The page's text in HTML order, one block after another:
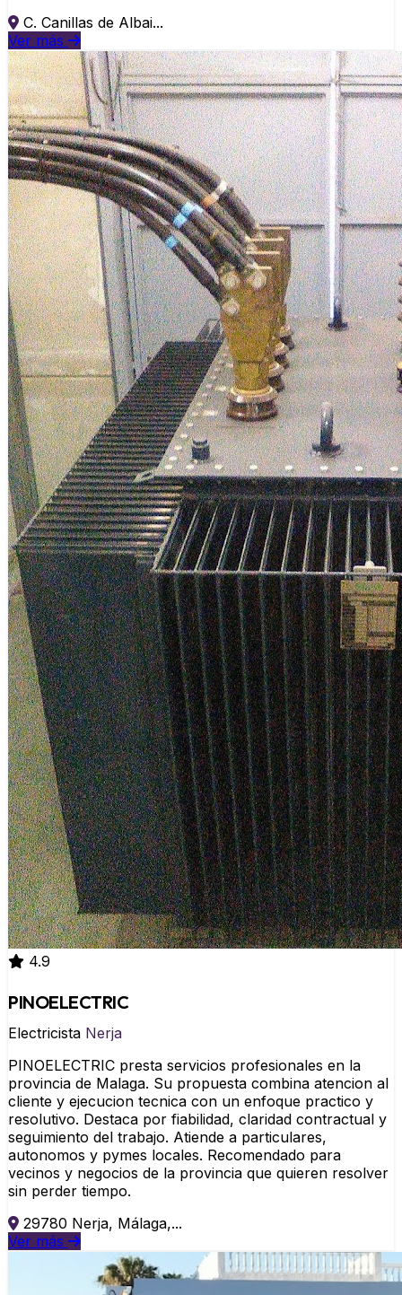
C. Canillas de Albai...
Ver más
4.9
PINOELECTRIC
Electricista Nerja
PINOELECTRIC presta servicios profesionales en la
provincia de Malaga. Su propuesta combina atencion al
cliente y ejecucion tecnica con un enfoque practico y
resolutivo. Destaca por fiabilidad, claridad contractual y
seguimiento del trabajo. Atiende a particulares,
autonomos y pymes locales. Recomendado para
vecinos y negocios de la provincia que quieren resolver
sin perder tiempo.
29780 Nerja, Málaga,...
Ver más